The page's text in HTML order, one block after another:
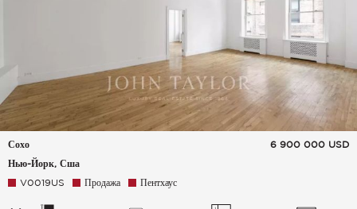
Сохо
Нью-Йорк, Сша
6 900 000 USD
V0019US Продажа Пентхаус